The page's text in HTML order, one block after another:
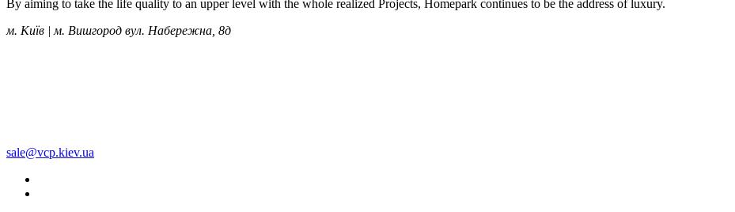
By aiming to take the life quality to an upper level with the whole realized Projects, Homepark continues to be the address of luxury.
м. Київ | м. Вишгород вул. Набережна, 8д
sale@vcp.kiev.ua